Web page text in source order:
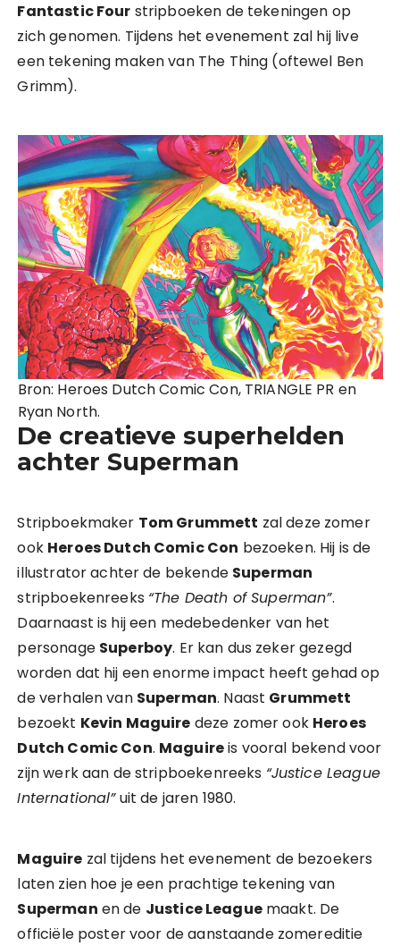
Fantastic Four stripboeken de tekeningen op
zich genomen. Tijdens het evenement zal hij live
een tekening maken van The Thing (oftewel Ben
Grimm).
Bron: Heroes Dutch Comic Con, TRIANGLE PR en
Ryan North.
De creatieve superhelden
achter Superman
Stripboekmaker Tom Grummett zal deze zomer
ook Heroes Dutch Comic Con bezoeken. Hij is de
illustrator achter de bekende Superman
stripboekenreeks “The Death of Superman”.
Daarnaast is hij een medebedenker van het
personage Superboy. Er kan dus zeker gezegd
worden dat hij een enorme impact heeft gehad op
de verhalen van Superman. Naast Grummett
bezoekt Kevin Maguire deze zomer ook Heroes
Dutch Comic Con. Maguireis vooral bekend voor
zijn werk aan de stripboekenreeks “Justice League
International”uit de jaren 1980.
Maguire zal tijdens het evenement de bezoekers
laten zien hoe je een prachtige tekening van
Superman en de Justice Leaguemaakt. De
officiële poster voor de aanstaande zomereditie